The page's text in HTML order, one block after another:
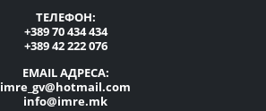
ТЕЛЕФОН:
+389 70 434 434
+389 42 222 076
EMAIL АДРЕСА:
imre_gv@hotmail.com
info@imre.mk